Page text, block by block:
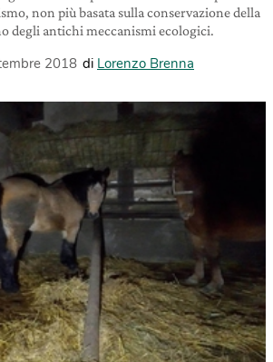
non più basata sulla conservazione della
degli antichi meccanismi ecologici.
2018 di Lorenzo Brenna